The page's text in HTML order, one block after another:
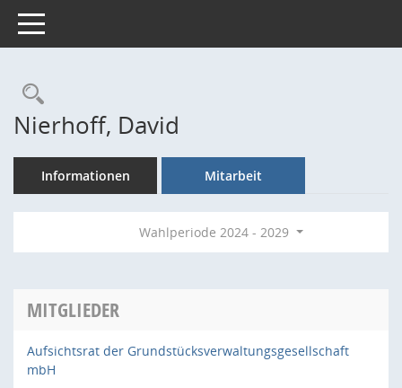
Toggle navigation
Rechercheauswahl
Nierhoff, David
Informationen Mitarbeit
Wahlperiode 2024 - 2029
MITGLIEDER
Aufsichtsrat der Grundstücksverwaltungsgesellschaft
mbH